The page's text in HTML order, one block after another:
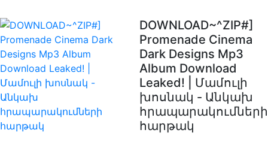
DOWNLOAD~^ZIP#]
Promenade Cinema
Dark Designs Mp3
Album Download
Leaked! | Մամուլի
խոսնակ - Անկախ
հրապարակումների
հարթակ